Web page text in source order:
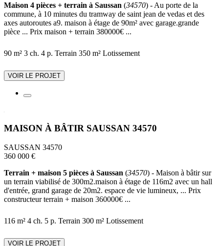
Maison 4 pièces + terrain à Saussan (34570) - Au porte de la
commune, à 10 minutes du tramway de saint jean de vedas et des
axes autoroutes a9. maison à étage de 90m² avec garage.grande
pièce ... Prix maison + terrain 380000€ ...
90 m² 3 ch. 4 p. Terrain 350 m² Lotissement
VOIR LE PROJET
MAISON À BÂTIR SAUSSAN 34570
SAUSSAN 34570
360 000 €
Terrain + maison 5 pièces à Saussan (34570) - Maison à bâtir sur
un terrain viabilisé de 300m2.maison à étage de 116m2 avec un hall
d'entrée, grand garage de 20m2. espace de vie lumineux, ... Prix
constructeur terrain + maison 360000€ ...
116 m² 4 ch. 5 p. Terrain 300 m² Lotissement
VOIR LE PROJET